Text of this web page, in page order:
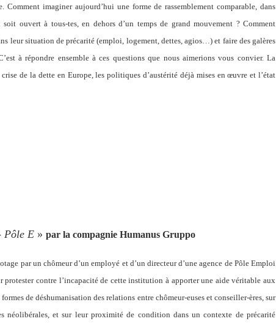
Comment imaginer aujourd’hui une forme de rassemblement comparable, dans
ouvert à tous-tes, en dehors d’un temps de grand mouvement ? Comment
leur situation de précarité (emploi, logement, dettes, agios…) et faire des galères
à répondre ensemble à ces questions que nous aimerions vous convier. La
de la dette en Europe, les politiques d’austérité déjà mises en œuvre et l’état
Pôle E » par la compagnie Humanus Gruppo
par un chômeur d’un employé et d’un directeur d’une agence de Pôle Emploi
protester contre l’incapacité de cette institution à apporter une aide véritable aux
de déshumanisation des relations entre chômeur-euses et conseiller-ères, sur
néolibérales, et sur leur proximité de condition dans un contexte de précarité